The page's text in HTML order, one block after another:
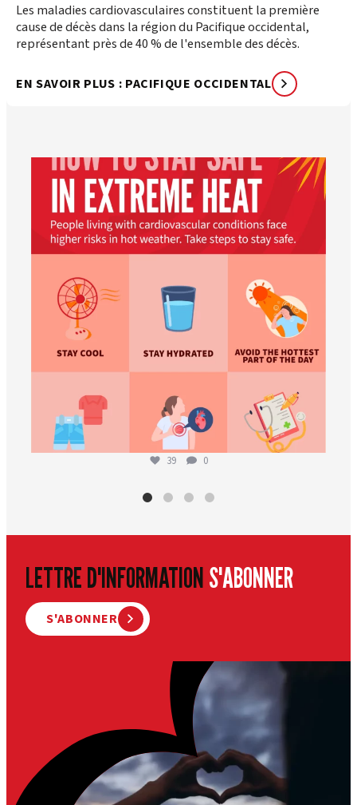
Les maladies cardiovasculaires constituent la première
cause de décès dans la région du Pacifique occidental,
représentant près de 40 % de l'ensemble des décès.
EN SAVOIR PLUS : PACIFIQUE OCCIDENTAL
worldheartfederation
5 août
39 0
LETTRE D'INFORMATIONS'ABONNER
S'ABONNER